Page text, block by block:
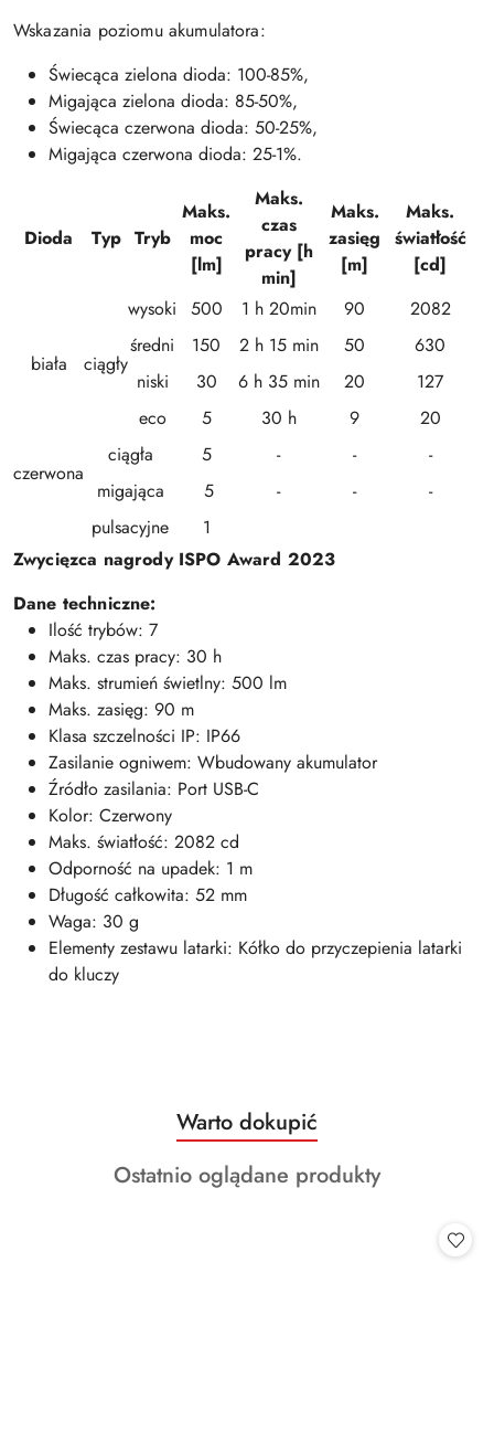
Wskazania poziomu akumulatora:
Świecąca zielona dioda: 100-85%,
Migająca zielona dioda: 85-50%,
Świecąca czerwona dioda: 50-25%,
Migająca czerwona dioda: 25-1%.
Dioda Typ Tryb
Maks.
moc
[lm]
Maks.
czas
pracy [h
min]
Maks.
zasięg
[m]
Maks.
światłość
[cd]
biała ciągły
wysoki 500 1 h 20min 90
2082
średni
150 2 h 15 min 50
630
niski
30 6 h 35 min 20
127
eco
5 30 h 9 20
czerwona
ciągła 5 - -
-
migająca
5 - -
-
pulsacyjne
1
Zwycięzca nagrody ISPO Award 2023
Dane techniczne:
Ilość trybów: 7
Maks. czas pracy: 30 h
Maks. strumień świetlny: 500 lm
Maks. zasięg: 90 m
Klasa szczelności IP: IP66
Zasilanie ogniwem: Wbudowany akumulator
Źródło zasilania: Port USB-C
Kolor: Czerwony
Maks. światłość: 2082 cd
Odporność na upadek: 1 m
Długość całkowita: 52 mm
Waga: 30 g
Elementy zestawu latarki: Kółko do przyczepienia latarki
do kluczy
Pomiń karuzelę produktów
Produkty
o
statusie:
Warto dokupić
Produkty
Ostatnio oglądane produkty